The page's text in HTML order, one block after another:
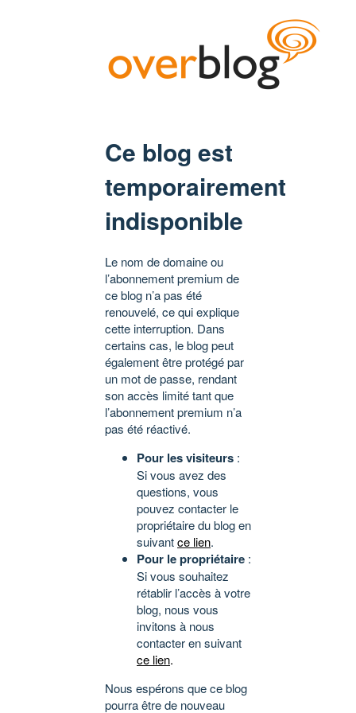
Ce blog est
temporairement
indisponible
Le nom de domaine ou
l’abonnement premium de
ce blog n’a pas été
renouvelé, ce qui explique
cette interruption. Dans
certains cas, le blog peut
également être protégé par
un mot de passe, rendant
son accès limité tant que
l’abonnement premium n’a
pas été réactivé.
Pour les visiteurs :
Si vous avez des
questions, vous
pouvez contacter le
propriétaire du blog en
suivantce lien.
Pour le propriétaire :
Si vous souhaitez
rétablir l’accès à votre
blog, nous vous
invitons à nous
contacter en suivant
ce lien.
Nous espérons que ce blog
pourra être de nouveau